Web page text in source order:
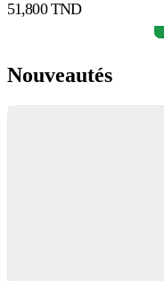
51,800TND
Nouveautés